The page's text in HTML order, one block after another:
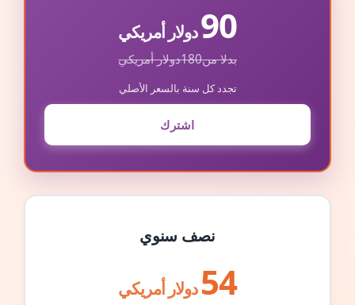
90دولار أمريكي
بدلا من180دولار أمريكي
تجدد كل سنة بالسعر الأصلي
اشترك
نصف سنوي
54 دولار أمريكي